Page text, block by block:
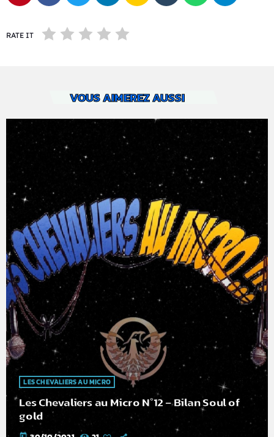
RATE IT
VOUS AIMEREZ AUSSI
LES CHEVALIERS AU MICRO
Les Chevaliers au Micro N°12 – Bilan Soul of
gold